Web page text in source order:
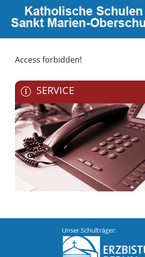
Access forbidden!
SERVICE
Unser Schulträger: